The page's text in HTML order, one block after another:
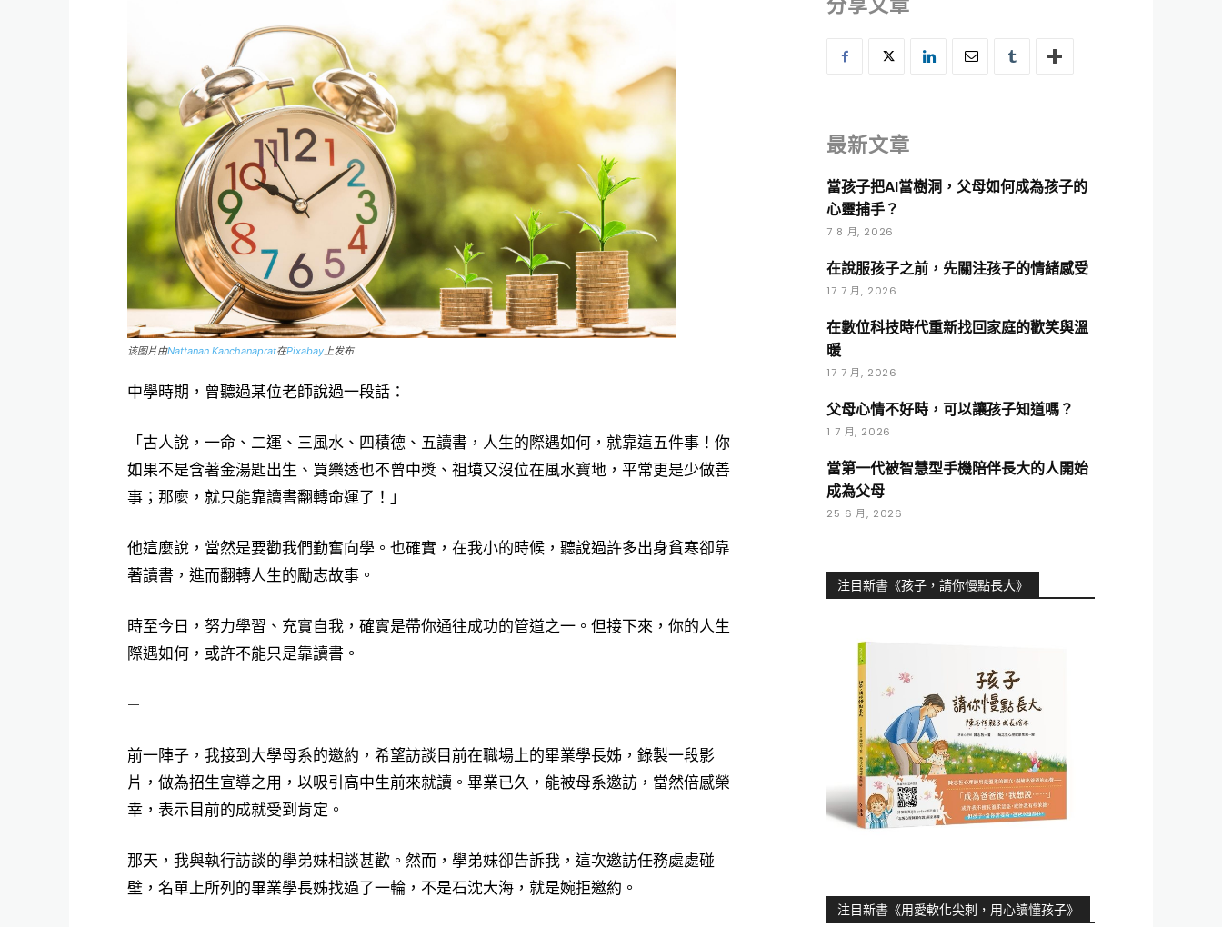
该图片由Nattanan Kanchanaprat在Pixabay 上发布
中學時期，曾聽過某位老師說過一段話：
「古人說，一命、二運、三風水、四積德、五讀書，人生的際遇如何，就靠這五件事！你
如果不是含著金湯匙出生、買樂透也不曾中獎、祖墳又沒位在風水寶地，平常更是少做善
事；那麼，就只能靠讀書翻轉命運了！」
他這麼說，當然是要勸我們勤奮向學。也確實，在我小的時候，聽說過許多出身貧寒卻靠
著讀書，進而翻轉人生的勵志故事。
時至今日，努力學習、充實自我，確實是帶你通往成功的管道之一。但接下來，你的人生
際遇如何，或許不能只是靠讀書。
—
前一陣子，我接到大學母系的邀約，希望訪談目前在職場上的畢業學長姊，錄製一段影
片，做為招生宣導之用，以吸引高中生前來就讀。畢業已久，能被母系邀訪，當然倍感榮
幸，表示目前的成就受到肯定。
那天，我與執行訪談的學弟妹相談甚歡。然而，學弟妹卻告訴我，這次邀訪任務處處碰
壁，名單上所列的畢業學長姊找過了一輪，不是石沈大海，就是婉拒邀約。
最新文章
當孩子把AI當樹洞，父母如何成為孩子的
心靈捕手？
7 8 月, 2026
在說服孩子之前，先關注孩子的情緒感受
17 7 月, 2026
在數位科技時代重新找回家庭的歡笑與溫
暖
17 7 月, 2026
父母心情不好時，可以讓孩子知道嗎？
1 7 月, 2026
當第一代被智慧型手機陪伴長大的人開始
成為父母
25 6 月, 2026
注目新書《孩子，請你慢點長大》
注目新書《用愛軟化尖刺，用心讀懂孩子》